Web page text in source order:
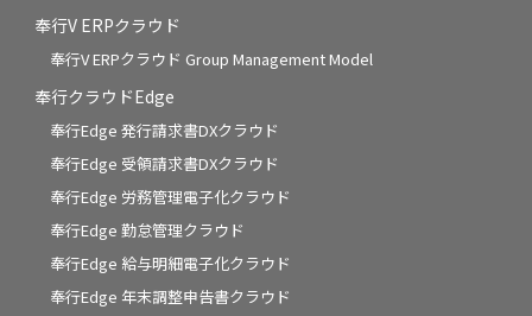
奉行V ERPクラウド
奉行V ERPクラウド Group Management Model
奉行クラウドEdge
奉行Edge 発行請求書DXクラウド
奉行Edge 受領請求書DXクラウド
奉行Edge 労務管理電子化クラウド
奉行Edge 勤怠管理クラウド
奉行Edge 給与明細電子化クラウド
奉行Edge 年末調整申告書クラウド